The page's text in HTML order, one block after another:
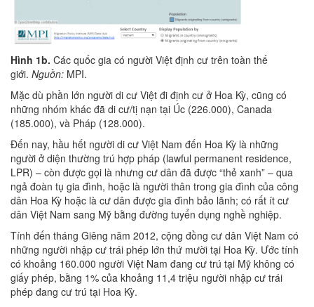
Hình 1b. Các quốc gia có người Việt định cư trên toàn thế
giới. Nguồn: MPI.
Mặc dù phần lớn người di cư Việt đi định cư ở Hoa Kỳ, cũng có
những nhóm khác đã di cư/tị nạn tại Úc (226.000), Canada
(185.000), và Pháp (128.000).
Đến nay, hầu hết người di cư Việt Nam đến Hoa Kỳ là những
người ở diện thường trú hợp pháp (lawful permanent residence,
LPR) – còn được gọi là nhưng cư dân đã được “thẻ xanh” – qua
ngả đoàn tụ gia đình, hoặc là người thân trong gia đình của công
dân Hoa Kỳ hoặc là cư dân được gia đình bảo lãnh; có rất ít cư
dân Việt Nam sang Mỹ bằng đường tuyển dụng nghề nghiệp.
Tính đến tháng Giêng năm 2012, cộng đồng cư dân Việt Nam có
những người nhập cư trái phép lớn thứ mười tại Hoa Kỳ. Ước tính
có khoảng 160.000 người Việt Nam đang cư trú tại Mỹ không có
giấy phép, bằng 1% của khoảng 11,4 triệu người nhập cư trái
phép đang cư trú tại Hoa Kỳ.